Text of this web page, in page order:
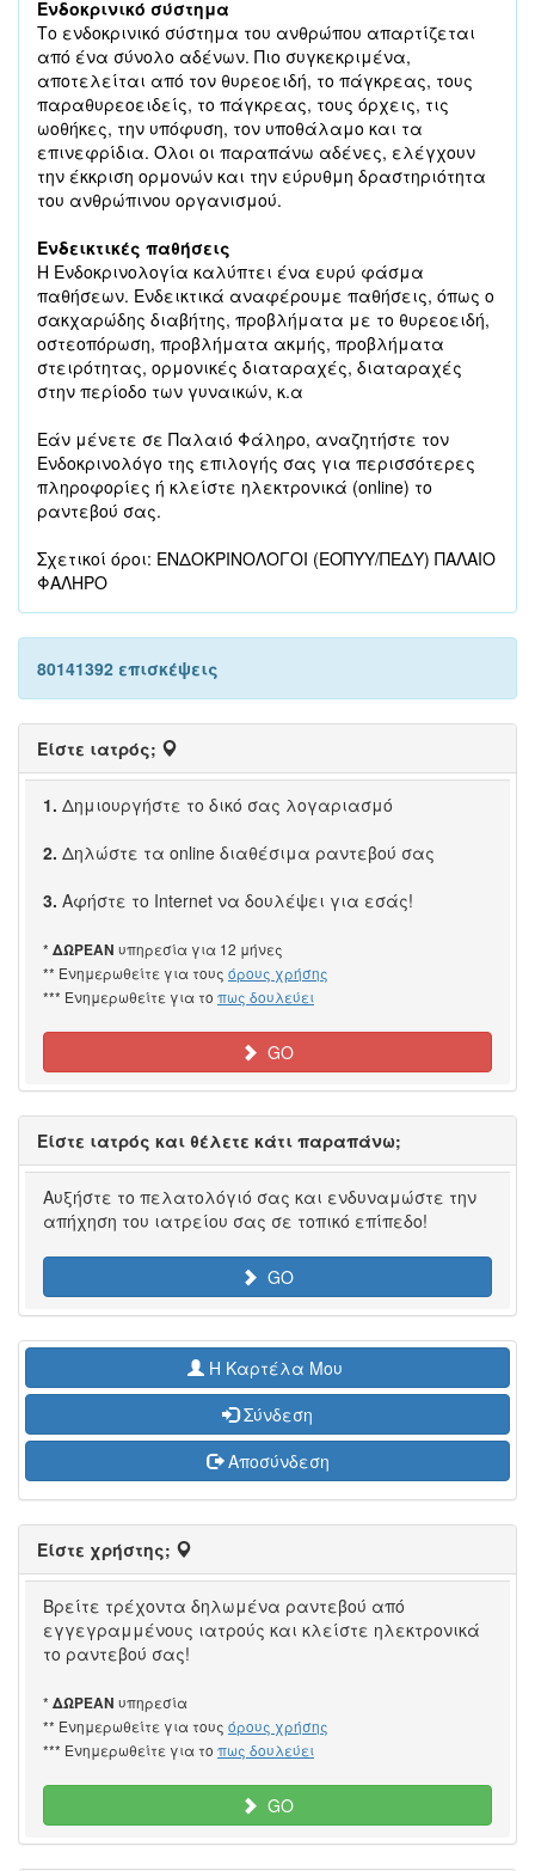
Ενδοκρινικό σύστημα
Το ενδοκρινικό σύστημα του ανθρώπου απαρτίζεται
από ένα σύνολο αδένων. Πιο συγκεκριμένα,
αποτελείται από τον θυρεοειδή, το πάγκρεας, τους
παραθυρεοειδείς, το πάγκρεας, τους όρχεις, τις
ωοθήκες, την υπόφυση, τον υποθάλαμο και τα
επινεφρίδια. Όλοι οι παραπάνω αδένες, ελέγχουν
την έκκριση ορμονών και την εύρυθμη δραστηριότητα
του ανθρώπινου οργανισμού.
Ενδεικτικές παθήσεις
Η Ενδοκρινολογία καλύπτει ένα ευρύ φάσμα
παθήσεων. Ενδεικτικά αναφέρουμε παθήσεις, όπως ο
σακχαρώδης διαβήτης, προβλήματα με το θυρεοειδή,
οστεοπόρωση, προβλήματα ακμής, προβλήματα
στειρότητας, ορμονικές διαταραχές, διαταραχές
στην περίοδο των γυναικών, κ.α
Εάν μένετε σε Παλαιό Φάληρο, αναζητήστε τον
Ενδοκρινολόγο της επιλογής σας για περισσότερες
πληροφορίες ή κλείστε ηλεκτρονικά (online) το
ραντεβού σας.
Σχετικοί όροι: ΕΝΔΟΚΡΙΝΟΛΟΓΟΙ (ΕΟΠΥΥ/ΠΕΔΥ) ΠΑΛΑΙΟ
ΦΑΛΗΡΟ
80141392 επισκέψεις
Είστε ιατρός;
1. Δημιουργήστε το δικό σας λογαριασμό
2. Δηλώστε τα online διαθέσιμα ραντεβού σας
3. Αφήστε το Internet να δουλέψει για εσάς!
* ΔΩΡΕΑΝ υπηρεσία για 12 μήνες
** Ενημερωθείτε για τους όρους χρήσης
*** Ενημερωθείτε για το πως δουλεύει
GO
Είστε ιατρός και θέλετε κάτι παραπάνω;
Αυξήστε το πελατολόγιό σας και ενδυναμώστε την
απήχηση του ιατρείου σας σε τοπικό επίπεδο!
GO
H Καρτέλα Μου
Σύνδεση
Αποσύνδεση
Είστε χρήστης;
Βρείτε τρέχοντα δηλωμένα ραντεβού από
εγγεγραμμένους ιατρούς και κλείστε ηλεκτρονικά
το ραντεβού σας!
* ΔΩΡΕΑΝ υπηρεσία
** Ενημερωθείτε για τους όρους χρήσης
*** Ενημερωθείτε για το πως δουλεύει
GO